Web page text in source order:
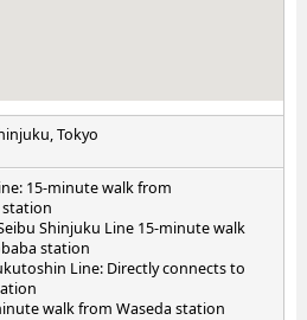
Tokyo
15-minute walk from
station
Shinjuku Line 15-minute walk
station
Line: Directly connects to
walk from Waseda station